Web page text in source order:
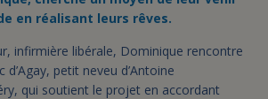
DEVENIR
en réalisant leurs rêves.
infirmière libérale, Dominique rencontre
d’Agay, petit neveu d’Antoine
qui soutient le projet en accordant